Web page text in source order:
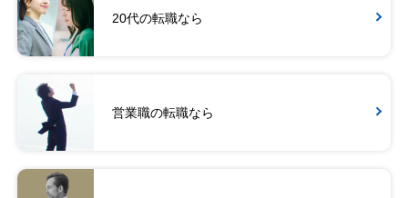
20代の転職なら
営業職の転職なら